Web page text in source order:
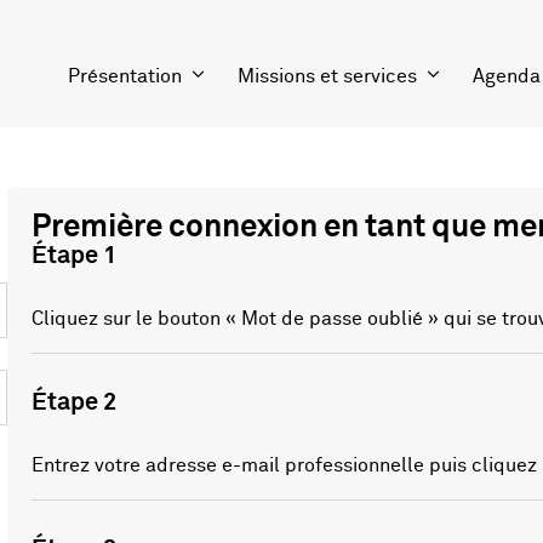
Présentation Missions et services Agenda
Première connexion en tant que
Étape 1
Cliquez sur le bouton « Mot de passe oublié » qui se
Étape 2
Entrez votre adresse e-mail professionnelle puis